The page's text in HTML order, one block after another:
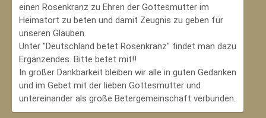
einen Rosenkranz zu Ehren der Gottesmutter im
Heimatort zu beten und damit Zeugnis zu geben für
unseren Glauben.
Unter "Deutschland betet Rosenkranz" findet man dazu
Ergänzendes. Bitte betet mit!!
In großer Dankbarkeit bleiben wir alle in guten Gedanken
und im Gebet mit der lieben Gottesmutter und
untereinander als große Betergemeinschaft verbunden.